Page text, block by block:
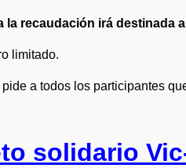
la recaudación irá destinada
limitado.
a todos los participantes
solidario